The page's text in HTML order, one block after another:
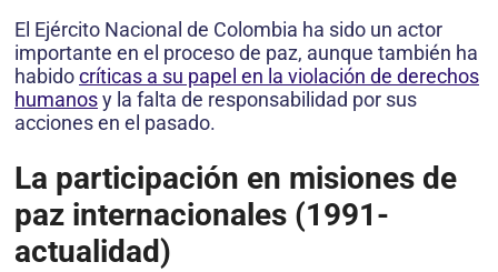
El Ejército Nacional de Colombia ha sido un actor
importante en el proceso de paz, aunque también ha
habidocríticas a su papel en la violación de derechos
humanosy la falta de responsabilidad por sus
acciones en el pasado.
La participación en misiones de
paz internacionales (1991-
actualidad)